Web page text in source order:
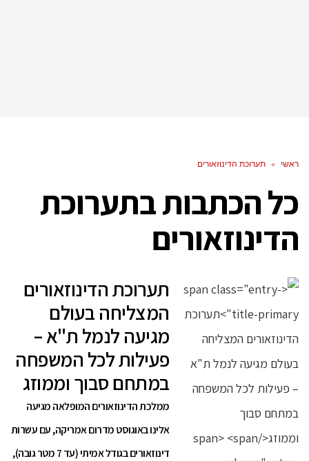
ראשי » תערוכת הדינוזאורים
כל הכתבות בתערוכת
הדינוזאורים
תערוכת הדינוזאורים
המצליחה בעולם
מגיעה לנמל ת"א –
פעילות לכל המשפחה
במתחם סבוך וממוזג
ממלכת הדינוזאורים המופלאה מגיעה
אלינו באוגוסט מדרום אמריקה, עם עשרות
דינוזאורים בגודל אמיתי (עד 7 מטר גובה),